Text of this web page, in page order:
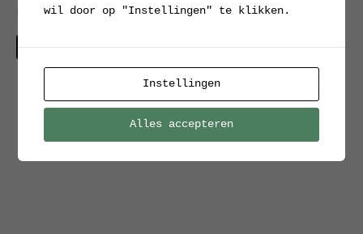
Bureaulamp Model 6556
Verkocht
model 6556 met grote kap
Interesse
wil door op "Instellingen" te klikken.
Instellingen
Alles accepteren